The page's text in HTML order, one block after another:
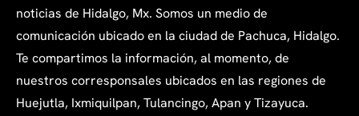
noticias de Hidalgo, Mx. Somos un medio de
comunicación ubicado en la ciudad de Pachuca, Hidalgo.
Te compartimos la información, al momento, de
nuestros corresponsales ubicados en las regiones de
Huejutla, Ixmiquilpan, Tulancingo, Apan y Tizayuca.